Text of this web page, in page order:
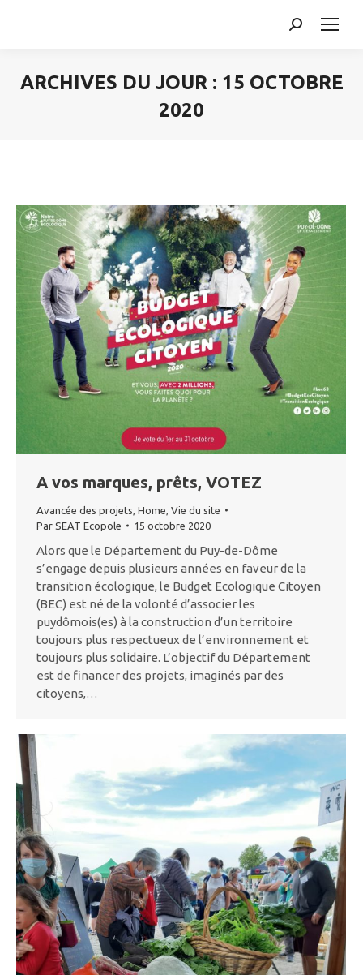
Search:
ARCHIVES DU JOUR : 15 OCTOBRE
2020
A vos marques, prêts, VOTEZ
Avancée des projets, Home, Vie du site
Par SEAT Ecopole 15 octobre 2020
Alors que le Département du Puy-de-Dôme
s’engage depuis plusieurs années en faveur de la
transition écologique, le Budget Ecologique Citoyen
(BEC) est né de la volonté d’associer les
puydômois(es) à la construction d’un territoire
toujours plus respectueux de l’environnement et
toujours plus solidaire. L’objectif du Département
est de financer des projets, imaginés par des
citoyens,…